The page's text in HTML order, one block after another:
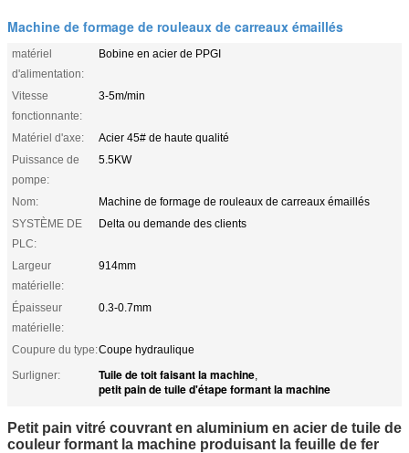
Machine de formage de rouleaux de carreaux émaillés
matériel
d'alimentation:
Bobine en acier de PPGI
Vitesse
fonctionnante:
3-5m/min
Matériel d'axe:
Acier 45# de haute qualité
Puissance de
pompe:
5.5KW
Nom:
Machine de formage de rouleaux de carreaux émaillés
SYSTÈME DE
PLC:
Delta ou demande des clients
Largeur
matérielle:
914mm
Épaisseur
matérielle:
0.3-0.7mm
Coupure du type:Coupe hydraulique
Surligner:
Tuile de toit faisant la machine,
petit pain de tuile d'étape formant la machine
Petit pain vitré couvrant en aluminium en acier de tuile de
couleur formant la machine produisant la feuille de fer